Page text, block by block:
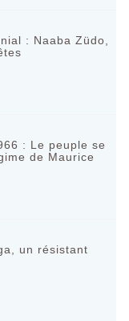
: Naaba Züdo,
: Le peuple se
de Maurice
un résistant